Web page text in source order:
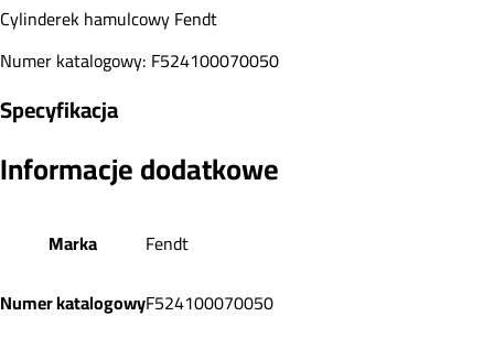
Cylinderek hamulcowy Fendt
Numer katalogowy: F524100070050
Specyfikacja
Informacje dodatkowe
Marka
Fendt
Numer katalogowyF524100070050